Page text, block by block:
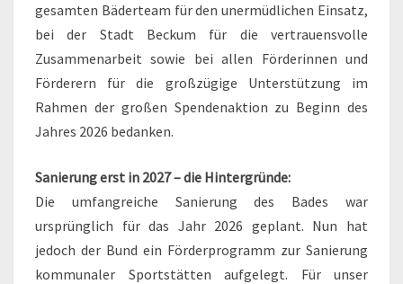
gesamten Bäderteam für den unermüdlichen Einsatz,
bei der Stadt Beckum für die vertrauensvolle
Zusammenarbeit sowie bei allen Förderinnen und
Förderern für die großzügige Unterstützung im
Rahmen der großen Spendenaktion zu Beginn des
Jahres 2026 bedanken.
Sanierung erst in 2027 – die Hintergründe:
Die umfangreiche Sanierung des Bades war
ursprünglich für das Jahr 2026 geplant. Nun hat
jedoch der Bund ein Förderprogramm zur Sanierung
kommunaler Sportstätten aufgelegt. Für unser